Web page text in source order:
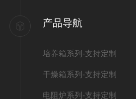
产品导航
培养箱系列-支持定制
干燥箱系列-支持定制
电阻炉系列-支持定制